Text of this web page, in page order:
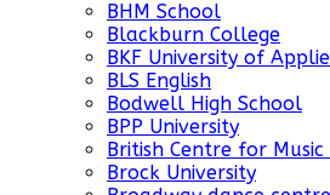
BHM School
Blackburn College
BKF University of
BLS English
Bodwell High School
BPP University
British Centre for
Brock University